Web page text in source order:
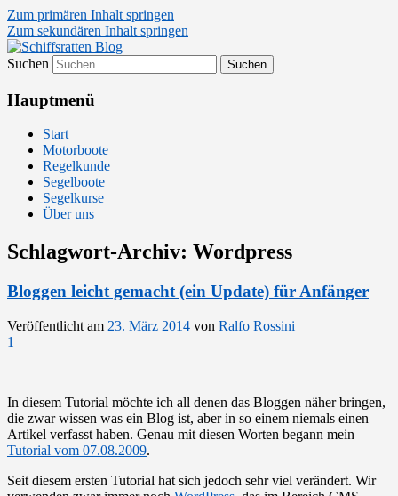
Zum primären Inhalt springen
Zum sekundären Inhalt springen
Schiffsratten Blog
Segelsport in Second Life
Suchen
Hauptmenü
Start
Motorboote
Regelkunde
Segelboote
Segelkurse
Über uns
Schlagwort-Archiv: Wordpress
Bloggen leicht gemacht (ein Update) für Anfänger
Veröffentlicht am 23. März 2014 von Ralfo Rossini
1
In diesem Tutorial möchte ich all denen das Bloggen näher bringen,
die zwar wissen was ein Blog ist, aber in so einem niemals einen
Artikel verfasst haben. Genau mit diesen Worten begann mein
Tutorial vom 07.08.2009.
Seit diesem ersten Tutorial hat sich jedoch sehr viel verändert. Wir